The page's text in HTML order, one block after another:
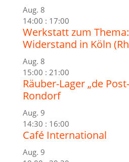
Aug. 8
14:00 : 17:00
Werkstatt zum
Widerstand in Köln
Aug. 8
15:00 : 21:00
Räuber-Lager „de
Rondorf
Aug. 9
14:30 : 16:00
Café International
Aug. 9